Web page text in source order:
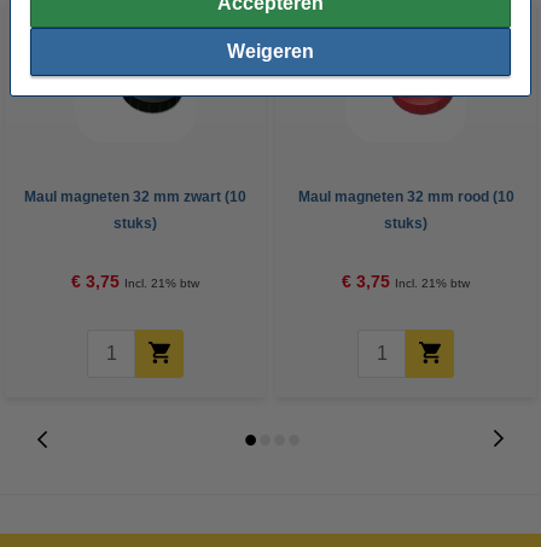
Weigeren
Maul magneten 32 mm zwart (10
stuks)
€ 3,75 Incl. 21% btw
Maul magneten 32 mm rood (10
stuks)
€ 3,75 Incl. 21% btw